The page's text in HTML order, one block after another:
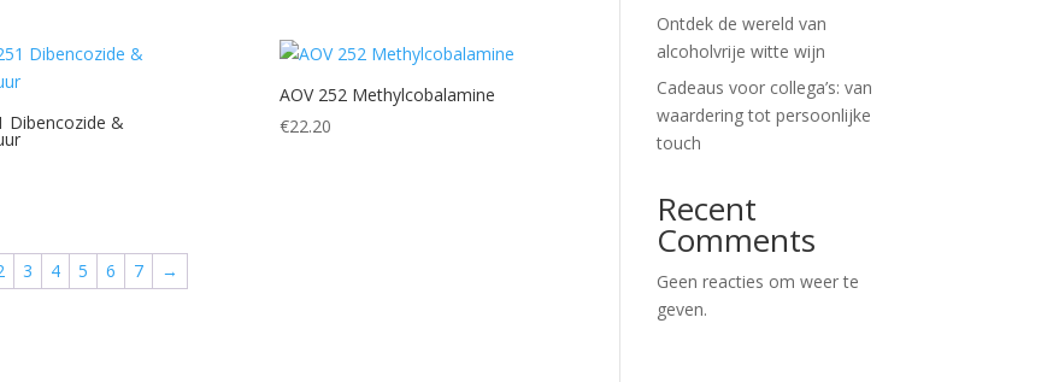
Dibencozide &
AOV 252 Methylcobalamine
€22.20
3 4 5 6 7 →
Ontdek de wereld van
alcoholvrije witte wijn
Cadeaus voor collega’s: van
waardering tot persoonlijke
touch
Recent
Comments
Geen reacties om weer te
geven.